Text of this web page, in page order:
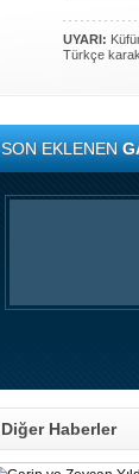
UYARI:
Türkçe
SON EKLENEN
Diğer Haberler